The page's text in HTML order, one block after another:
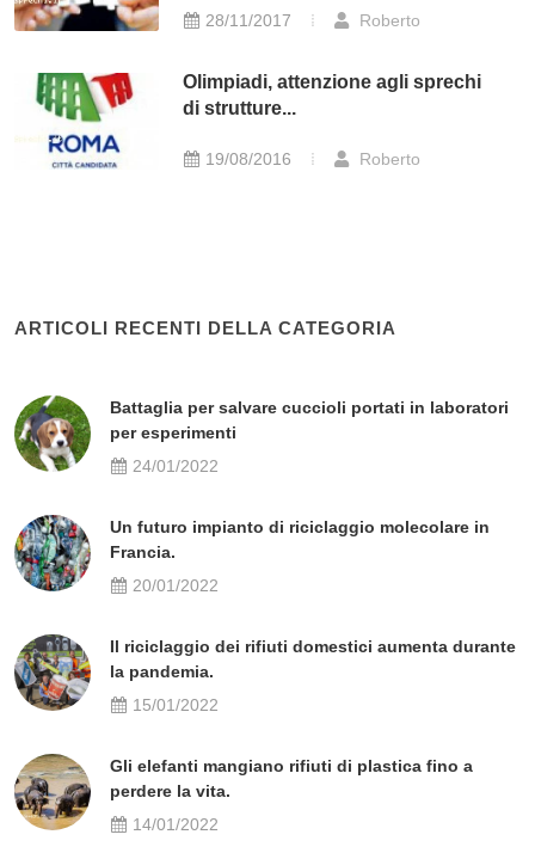
28/11/2017 Roberto
Olimpiadi, attenzione agli sprechi
di strutture...
19/08/2016 Roberto
ARTICOLI RECENTI DELLA CATEGORIA
Battaglia per salvare cuccioli portati in laboratori
per esperimenti
24/01/2022
Un futuro impianto di riciclaggio molecolare in
Francia.
20/01/2022
Il riciclaggio dei rifiuti domestici aumenta durante
la pandemia.
15/01/2022
Gli elefanti mangiano rifiuti di plastica fino a
perdere la vita.
14/01/2022